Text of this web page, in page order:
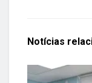
Notícias